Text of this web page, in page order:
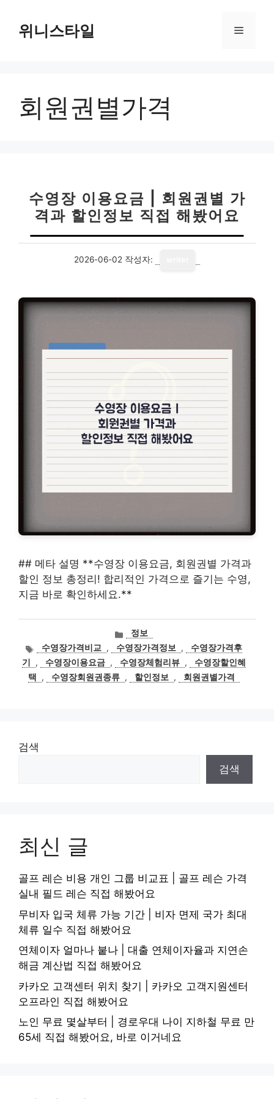
위니스타일 메
회원권별가격
수영장 이용요금 | 회원권별 가
격과 할인정보 직접 해봤어요
2026-06-02 작성자:
## 메타 설명 **수영장 이용요금, 회원권별 가격과
할인 정보 총정리! 합리적인 가격으로 즐기는 수영,
지금 바로 확인하세요.**
카
테
고
리
정보
태수영장가격비교 , 수영장가격정보 ,
수영장가격후
기
, 수영장이용요금 , 수영장체험리뷰 ,
수영장할인혜
택
, 수영장회원권종류 , 할인정보 , 회원권별가격
검색
검색
최신 글
골프 레슨 비용 개인 그룹 비교표 | 골프 레슨 가격
실내 필드 레슨 직접 해봤어요
무비자 입국 체류 가능 기간 | 비자 면제 국가 최대
체류 일수 직접 해봤어요
연체이자 얼마나 붙나 | 대출 연체이자율과 지연손
해금 계산법 직접 해봤어요
카카오 고객센터 위치 찾기 | 카카오 고객지원센터
오프라인 직접 해봤어요
노인 무료 몇살부터 | 경로우대 나이 지하철 무료 만
65세 직접 해봤어요, 바로 이거네요